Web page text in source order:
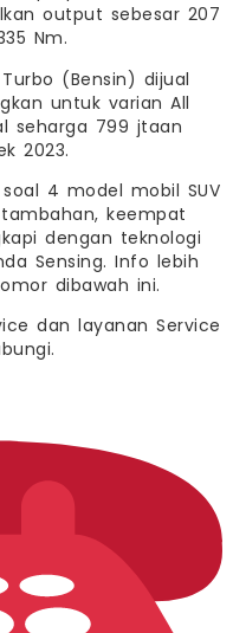
output sebesar 207
Nm.
(Bensin) dijual
untuk varian All
seharga 799 jtaan
2023.
4 model mobil SUV
keempat
dengan teknologi
Sensing. Info lebih
dibawah ini.
dan layanan Service